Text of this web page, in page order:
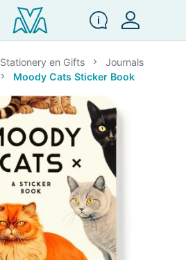
Stationery en Gifts
Journals
Moody Cats Sticker Book